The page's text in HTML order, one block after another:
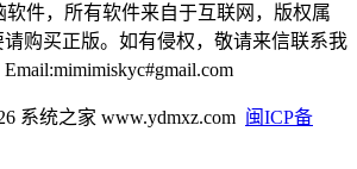
软件，所有软件来自于互联网，版权属
购买正版。如有侵权，敬请来信联系我
系统之家 www.ydmxz.com 闽ICP备